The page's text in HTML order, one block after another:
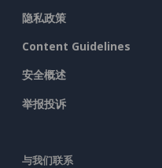
隐私政策
Content Guidelines
安全概述
举报投诉
与我们联系